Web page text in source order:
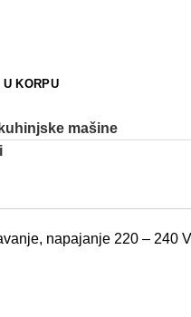
U KORPU
mašine
napajanje 220 – 240